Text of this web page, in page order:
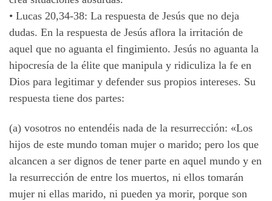
• Lucas 20,34-38: La respuesta de Jesús que no deja
dudas. En la respuesta de Jesús aflora la irritación de
aquel que no aguanta el fingimiento. Jesús no aguanta la
hipocresía de la élite que manipula y ridiculiza la fe en
Dios para legitimar y defender sus propios intereses. Su
respuesta tiene dos partes:
(a) vosotros no entendéis nada de la resurrección: «Los
hijos de este mundo toman mujer o marido; pero los que
alcancen a ser dignos de tener parte en aquel mundo y en
la resurrección de entre los muertos, ni ellos tomarán
mujer ni ellas marido, ni pueden ya morir, porque son